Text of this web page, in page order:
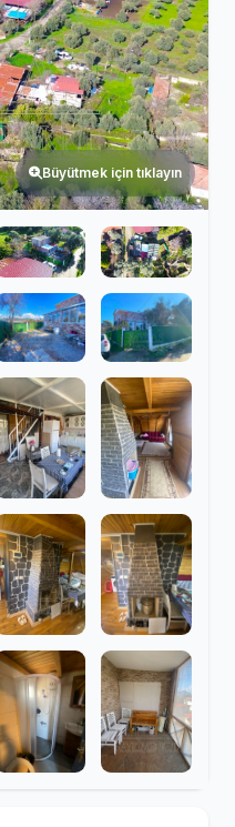
Büyütmek için tıklayın